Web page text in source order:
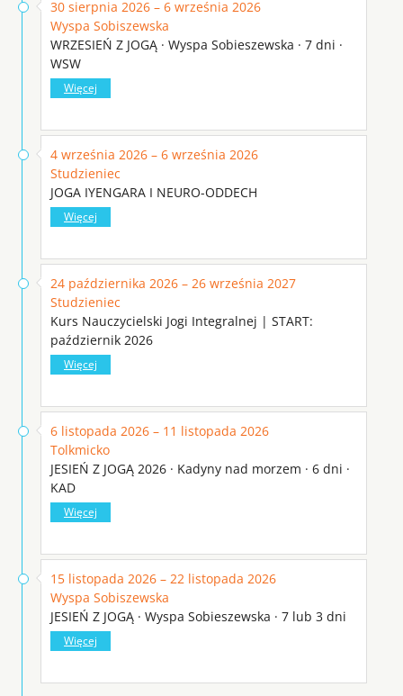
30 sierpnia 2026 – 6 września 2026
Wyspa Sobiszewska
WRZESIEŃ Z JOGĄ · Wyspa Sobieszewska · 7 dni ·
WSW
Więcej
4 września 2026 – 6 września 2026
Studzieniec
JOGA IYENGARA I NEURO-ODDECH
Więcej
24 października 2026 – 26 września 2027
Studzieniec
Kurs Nauczycielski Jogi Integralnej | START:
październik 2026
Więcej
6 listopada 2026 – 11 listopada 2026
Tolkmicko
JESIEŃ Z JOGĄ 2026 · Kadyny nad morzem · 6 dni ·
KAD
Więcej
15 listopada 2026 – 22 listopada 2026
Wyspa Sobiszewska
JESIEŃ Z JOGĄ · Wyspa Sobieszewska · 7 lub 3 dni
Więcej